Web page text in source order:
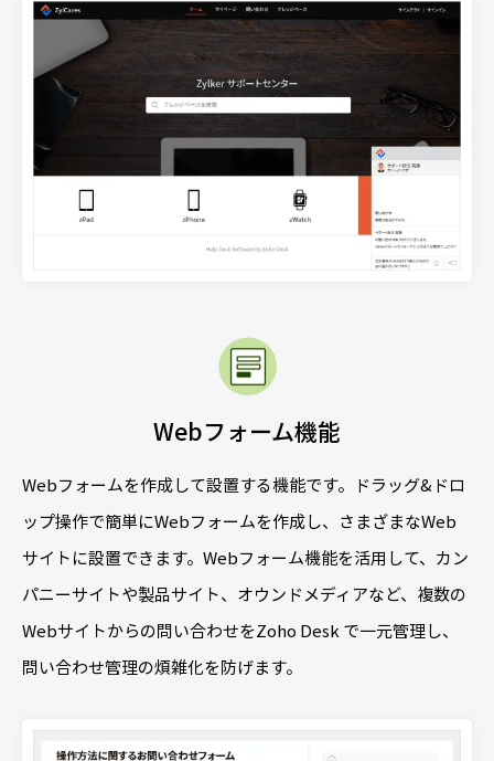
Webフォーム機能
Webフォームを作成して設置する機能です。ドラッグ&ドロ
ップ操作で簡単にWebフォームを作成し、さまざまなWeb
サイトに設置できます。Webフォーム機能を活用して、カン
パニーサイトや製品サイト、オウンドメディアなど、複数の
Webサイトからの問い合わせをZoho Desk で一元管理し、
問い合わせ管理の煩雑化を防げます。